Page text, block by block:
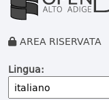
AREA RISERVATA
Lingua